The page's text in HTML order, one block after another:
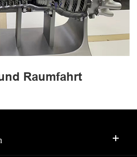
Raumfahrt